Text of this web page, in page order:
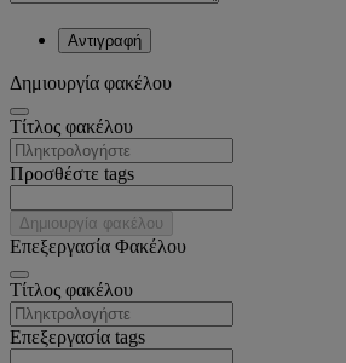
Αντιγραφή
Δημιουργία φακέλου
Tίτλος φακέλου
Προσθέστε tags
Δημιουργία φακέλου
Επεξεργασία Φακέλου
Tίτλος φακέλου
Επεξεργασία tags